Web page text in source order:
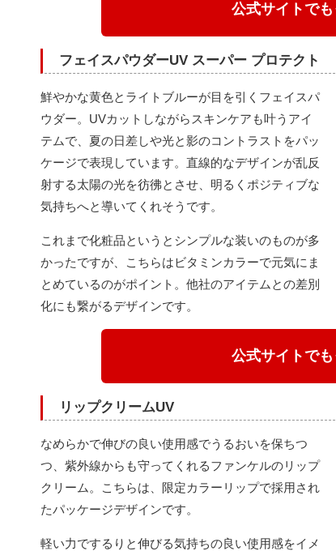
公式サイトで
フェイスパウダーUV スーパー プロテクト
鮮やかな黄色とライトブルーが目を引くフェイスパ
ウダー。UVカットしながらスキンケアも叶うアイ
テムで、夏の日差しや光と影のコントラストをパッ
ケージで表現しています。直線的なデザインが乱反
射する太陽の光を彷彿とさせ、明るくポジティブな
気持ちへと導いてくれそうです。
これまで化粧品というとシンプルな装いのものが多
かったですが、こちらはビタミンカラーで元気にま
とめているのがポイント。他社のアイテムとの差別
化にも繋がるデザインです。
公式サイトで
リップクリームUV
なめらかで伸びの良い使用感でうるおいを保ちつ
つ、紫外線からも守ってくれるファンケルのリップ
クリーム。こちらは、限定カラーリップで採用され
たパッケージデザインです。
軽い力でするりと伸びる気持ちの良い使用感をイメ